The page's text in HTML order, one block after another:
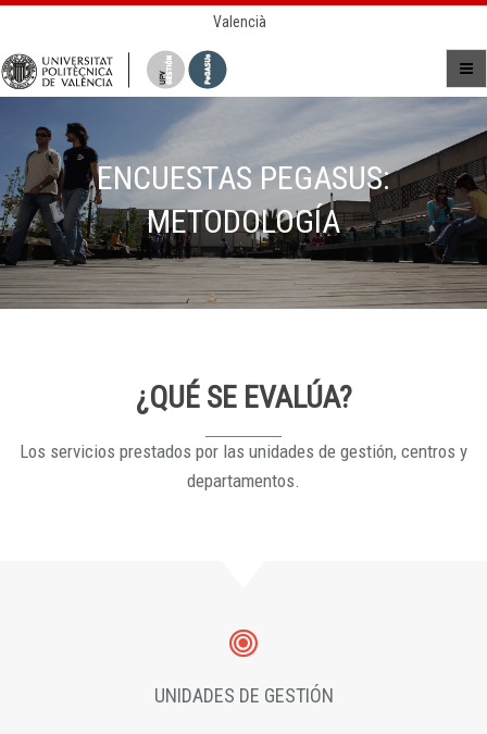
Valencià
ENCUESTAS PEGASUS:
METODOLOGÍA
¿QUÉ SE EVALÚA?
Los servicios prestados por las unidades de gestión, centros y
departamentos.
UNIDADES DE GESTIÓN